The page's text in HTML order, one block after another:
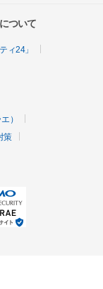
ついて
ィ24」
）
策